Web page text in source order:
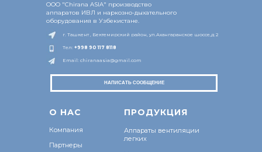
Компания
Партнеры
Аппараты вентиляции
легких
ПРОДУКЦИЯ
г. Ташкент , Бектемирский район, ул.Ахангаранское шоссе,д 2
Тел: +998 90 117 8118
Email: chiranaasia@gmail.com
НАПИСАТЬ СООБЩЕНИЕ
ООО "Chirana ASIA" производство
аппаратов ИВЛ и наркозно-дыхательного
оборудования в Узбекистане.
О НАС